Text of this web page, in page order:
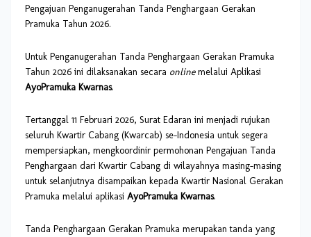
Pengajuan Penganugerahan Tanda Penghargaan Gerakan
Pramuka Tahun 2026.
Untuk Penganugerahan Tanda Penghargaan Gerakan Pramuka
Tahun 2026 ini dilaksanakan secara onlinemelalui Aplikasi
AyoPramuka Kwarnas.
Tertanggal 11 Februari 2026, Surat Edaran ini menjadi rujukan
seluruh Kwartir Cabang (Kwarcab) se-Indonesia untuk segera
mempersiapkan, mengkoordinir permohonan Pengajuan Tanda
Penghargaan dari Kwartir Cabang di wilayahnya masing-masing
untuk selanjutnya disampaikan kepada Kwartir Nasional Gerakan
Pramuka melalui aplikasi AyoPramuka Kwarnas.
Tanda Penghargaan Gerakan Pramuka merupakan tanda yang